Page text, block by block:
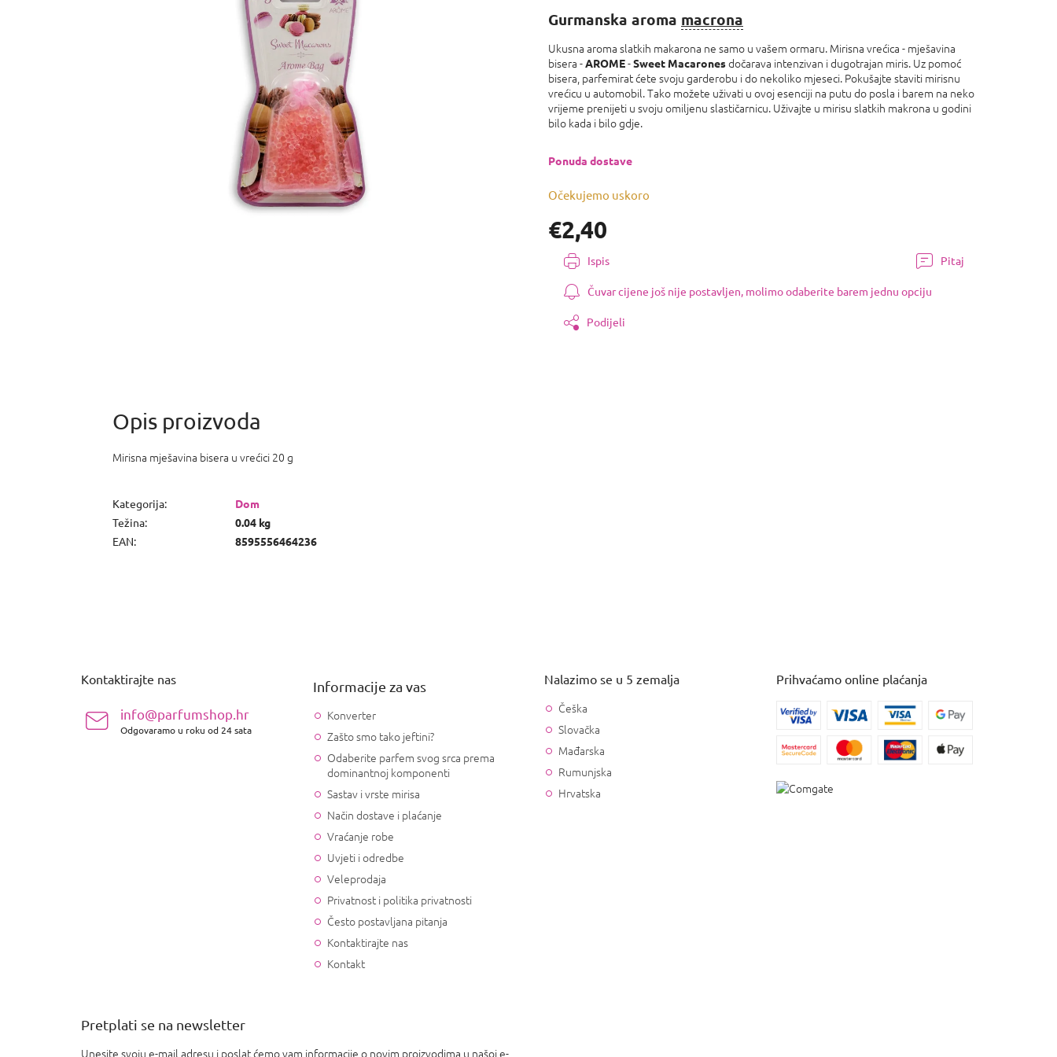
je
od
5
zvjezdica.
€2,40
Izmjeri
cijenu:
Očekujemo uskoro
Ponuda dostave
Gurmanska aroma macrona
Ukusna aroma slatkih makarona ne samo u vašem ormaru. Mirisna vrećica - mješavina
bisera -AROME-Sweet Macaronesdočarava intenzivan i dugotrajan miris. Uz pomoć
bisera, parfemirat ćete svoju garderobu i do nekoliko mjeseci. Pokušajte staviti mirisnu
vrećicu u automobil. Tako možete uživati ​​u ovoj esenciji na putu do posla i barem na neko
vrijeme prenijeti u svoju omiljenu slastičarnicu. Uživajte u mirisu slatkih makrona u godini
bilo kada i bilo gdje.
Ispis Pitaj
Čuvar cijene još nije postavljen, molimo odaberite barem jednu opciju
Podijeli
Mirisna mješavina bisera u vrećici 20 g
Kategorija:
Dom
Težina:
0.04 kg
EAN: 8595556464236
Kontaktirajte nas
info@parfumshop.hr
Odgovaramo u roku od 24 sata
Informacije za vas
Konverter
Zašto smo tako jeftini?
Odaberite parfem svog srca prema
dominantnoj komponenti
Sastav i vrste mirisa
Način dostave i plaćanje
Vraćanje robe
Uvjeti i odredbe
Veleprodaja
Privatnost i politika privatnosti
Često postavljana pitanja
Kontaktirajte nas
Kontakt
Nalazimo se u 5 zemalja
Češka
Slovačka
Mađarska
Rumunjska
Hrvatska
Prihvaćamo online plaćanja
Pretplati se na newsletter
Unesite svoju e-mail adresu i poslat ćemo vam informacije o novim proizvodima u našoj e-